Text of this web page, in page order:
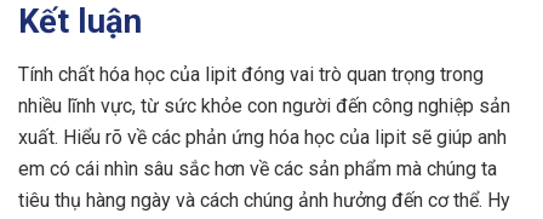
Kết luận
Tính chất hóa học của lipit đóng vai trò quan trọng trong
nhiều lĩnh vực, từ sức khỏe con người đến công nghiệp sản
xuất. Hiểu rõ về các phản ứng hóa học của lipit sẽ giúp anh
em có cái nhìn sâu sắc hơn về các sản phẩm mà chúng ta
tiêu thụ hàng ngày và cách chúng ảnh hưởng đến cơ thể. Hy